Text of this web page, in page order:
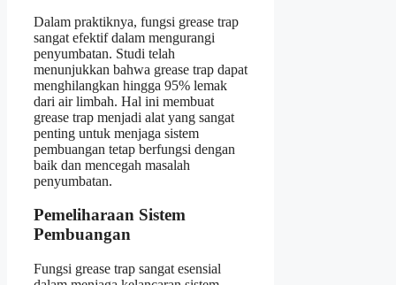
Dalam praktiknya, fungsi grease trap
sangat efektif dalam mengurangi
penyumbatan. Studi telah
menunjukkan bahwa grease trap dapat
menghilangkan hingga 95% lemak
dari air limbah. Hal ini membuat
grease trap menjadi alat yang sangat
penting untuk menjaga sistem
pembuangan tetap berfungsi dengan
baik dan mencegah masalah
penyumbatan.
Pemeliharaan Sistem
Pembuangan
Fungsi grease trap sangat esensial